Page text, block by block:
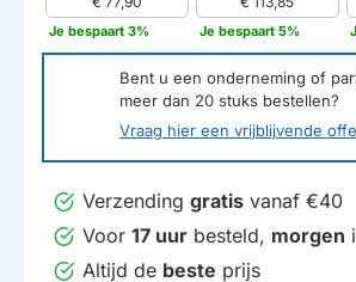
Je bespaart 3% Je bespaart 5%
Bent u een onderneming of
meer dan 20 stuks bestellen?
Vraag hier een vrijblijvende
Verzending gratis vanaf €40
Voor 17 uur besteld, morgen
Altijd de beste prijs